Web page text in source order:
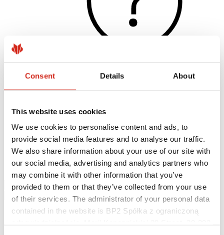
Consent Details About
This website uses cookies
We use cookies to personalise content and ads, to
provide social media features and to analyse our traffic.
We also share information about your use of our site with
our social media, advertising and analytics partners who
may combine it with other information that you’ve
provided to them or that they’ve collected from your use
of their services. The administrator of your personal data
contained in the website is BP2 Spółka z ograniczoną
Realizace a inspirace
Soubory ke stažení
Najít zhotovitele
Kde koupit?
Knihovny BIM
Ke stažení
Kontakt